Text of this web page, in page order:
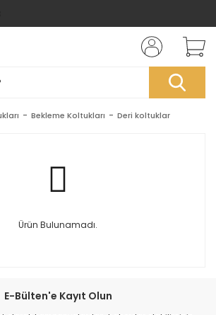
Bekleme Koltukları Deri koltuklar
Ürün Bulunamadı.
E-Bülten'e Kayıt Olun